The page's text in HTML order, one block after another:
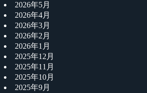
2026年5月
2026年4月
2026年3月
2026年2月
2026年1月
2025年12月
2025年11月
2025年10月
2025年9月